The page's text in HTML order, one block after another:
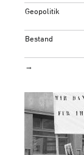
Geopolitik
Bestand
→